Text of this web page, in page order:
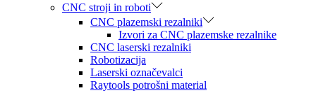
CNC stroji in roboti
CNC plazemski rezalniki
Izvori za CNC plazemske rezalnike
CNC laserski rezalniki
Robotizacija
Laserski označevalci
Raytools potrošni material